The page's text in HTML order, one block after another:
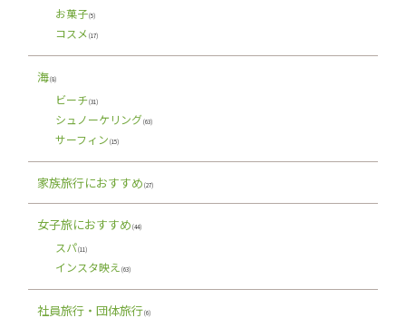
お菓子(5)
コスメ (17)
海(8)
ビーチ(31)
シュノーケリング(63)
サーフィン (15)
家族旅行におすすめ (27)
女子旅におすすめ (44)
スパ(11)
インスタ映え (63)
社員旅行・団体旅行(6)